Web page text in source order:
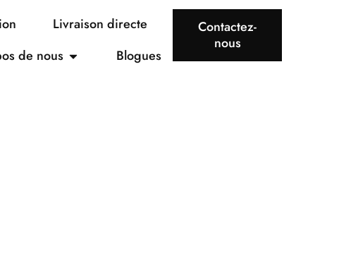
Livraison directe
de nous
Blogues
Contactez-
nous